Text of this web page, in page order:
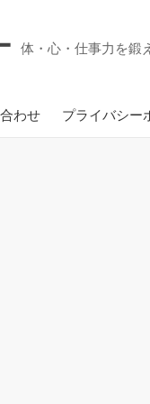
体・心・仕事力を鍛
わせ プライバシー